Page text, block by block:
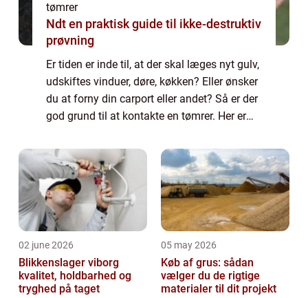
tømrer
Ndt en praktisk guide til ikke-destruktiv
prøvning
Er tiden er inde til, at der skal læges nyt gulv,
udskiftes vinduer, døre, køkken? Eller ønsker
du at forny din carport eller andet? Så er der
god grund til at kontakte en tømrer. Her er
på opgaven, som kan h...
02 june 2026
Blikkenslager viborg
kvalitet, holdbarhed og
tryghed på taget
05 may 2026
Køb af grus: sådan
vælger du de rigtige
materialer til dit projekt